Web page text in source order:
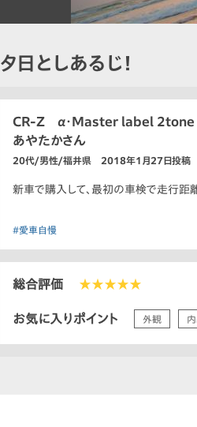
夕日としあるじ！
CR-Z α・Master label 2tone
あやたかさん
20代/男性/福井県 2018年1月27日投稿
新車で購入して、最初の車検で走行距
#愛車自慢
総合評価 ★★★★★
お気に入りポイント 外観